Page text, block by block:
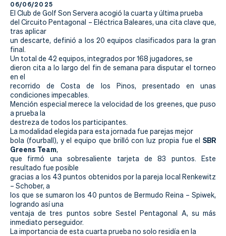
La
Federación
Federarse
Jugar
Aprender
Actualidad
Tienda
06/06/2025
El Club de Golf Son Servera acogió la cuarta y última prueba
del Circuito Pentagonal – Eléctrica Baleares, una cita clave que,
tras aplicar
un descarte, definió a los 20 equipos clasificados para la gran
final.
Un total de 42 equipos, integrados por 168 jugadores, se
dieron cita a lo largo del fin de semana para disputar el torneo
en el
recorrido de Costa de los Pinos, presentado en unas
condiciones impecables.
Mención especial merece la velocidad de los greenes, que puso
a prueba la
destreza de todos los participantes.
La modalidad elegida para esta jornada fue parejas mejor
bola (fourball), y el equipo que brilló con luz propia fue el SBR
Greens Team,
que firmó una sobresaliente tarjeta de 83 puntos. Este
resultado fue posible
gracias a los 43 puntos obtenidos por la pareja local Renkewitz
– Schober, a
los que se sumaron los 40 puntos de Bermudo Reina – Spiwek,
logrando así una
ventaja de tres puntos sobre Sestel Pentagonal A, su más
inmediato perseguidor.
La importancia de esta cuarta prueba no solo residía en la